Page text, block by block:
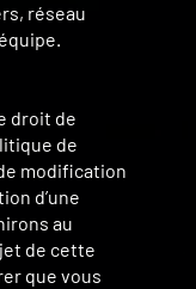
réseau
droit de
de
modification
d’une
au
de cette
que vous